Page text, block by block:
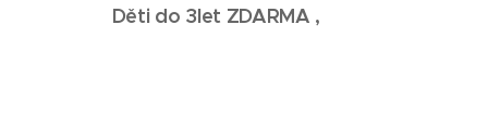
Děti do 3let ZDARMA ,